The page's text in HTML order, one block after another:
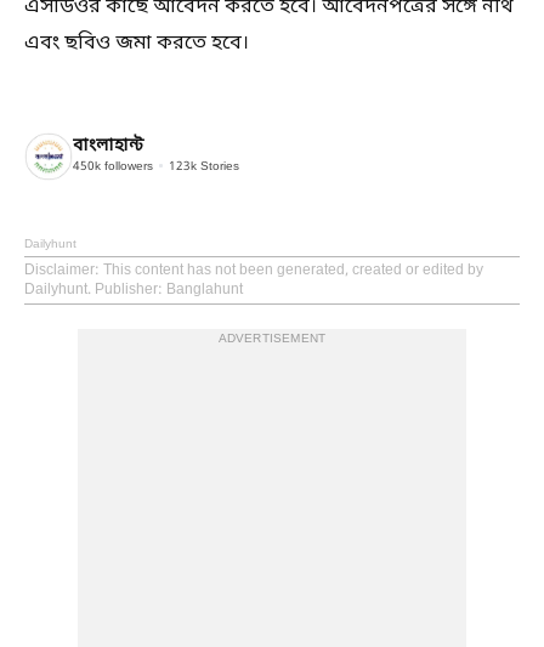
এসডিওর কাছে আবেদন করতে হবে। আবেদনপত্রের সঙ্গে নথি
এবং ছবিও জমা করতে হবে।
বাংলাহান্ট
450k followers 123k Stories
Dailyhunt
Disclaimer: This content has not been generated, created or edited by
Dailyhunt. Publisher: Banglahunt
ADVERTISEMENT